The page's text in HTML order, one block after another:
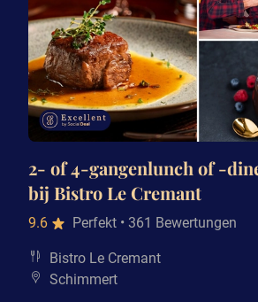
2- of 4-gangenlunch of -
bij Bistro Le Cremant
9.6 Perfekt • 361 Bewertungen
Bistro Le Cremant
Schimmert